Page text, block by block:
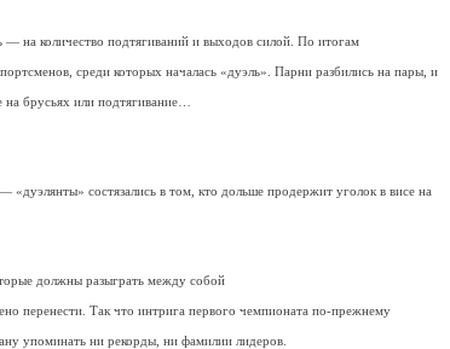
— на количество подтягиваний и выходов силой. По итогам
среди которых началась «дуэль». Парни разбились на пары, и
брусьях или подтягивание…
состязались в том, кто дольше продержит уголок в висе на
должны разыграть между собой
перенести. Так что интрига первого чемпионата по-прежнему
упоминать ни рекорды, ни фамилии лидеров.